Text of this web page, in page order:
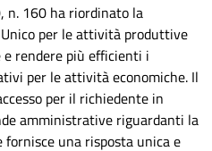
n. 160 ha riordinato la
per le attività produttive
e rendere più efficienti i
per le attività economiche. Il
per il richiedente in
amministrative riguardanti la
una risposta unica e